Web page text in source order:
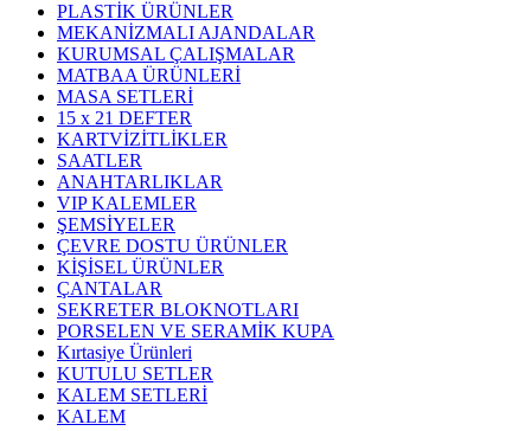
PLASTİK ÜRÜNLER
MEKANİZMALI AJANDALAR
KURUMSAL ÇALIŞMALAR
MATBAA ÜRÜNLERİ
MASA SETLERİ
15 x 21 DEFTER
KARTVİZİTLİKLER
SAATLER
ANAHTARLIKLAR
VIP KALEMLER
ŞEMSİYELER
ÇEVRE DOSTU ÜRÜNLER
KİŞİSEL ÜRÜNLER
ÇANTALAR
SEKRETER BLOKNOTLARI
PORSELEN VE SERAMİK KUPA
Kırtasiye Ürünleri
KUTULU SETLER
KALEM SETLERİ
KALEM